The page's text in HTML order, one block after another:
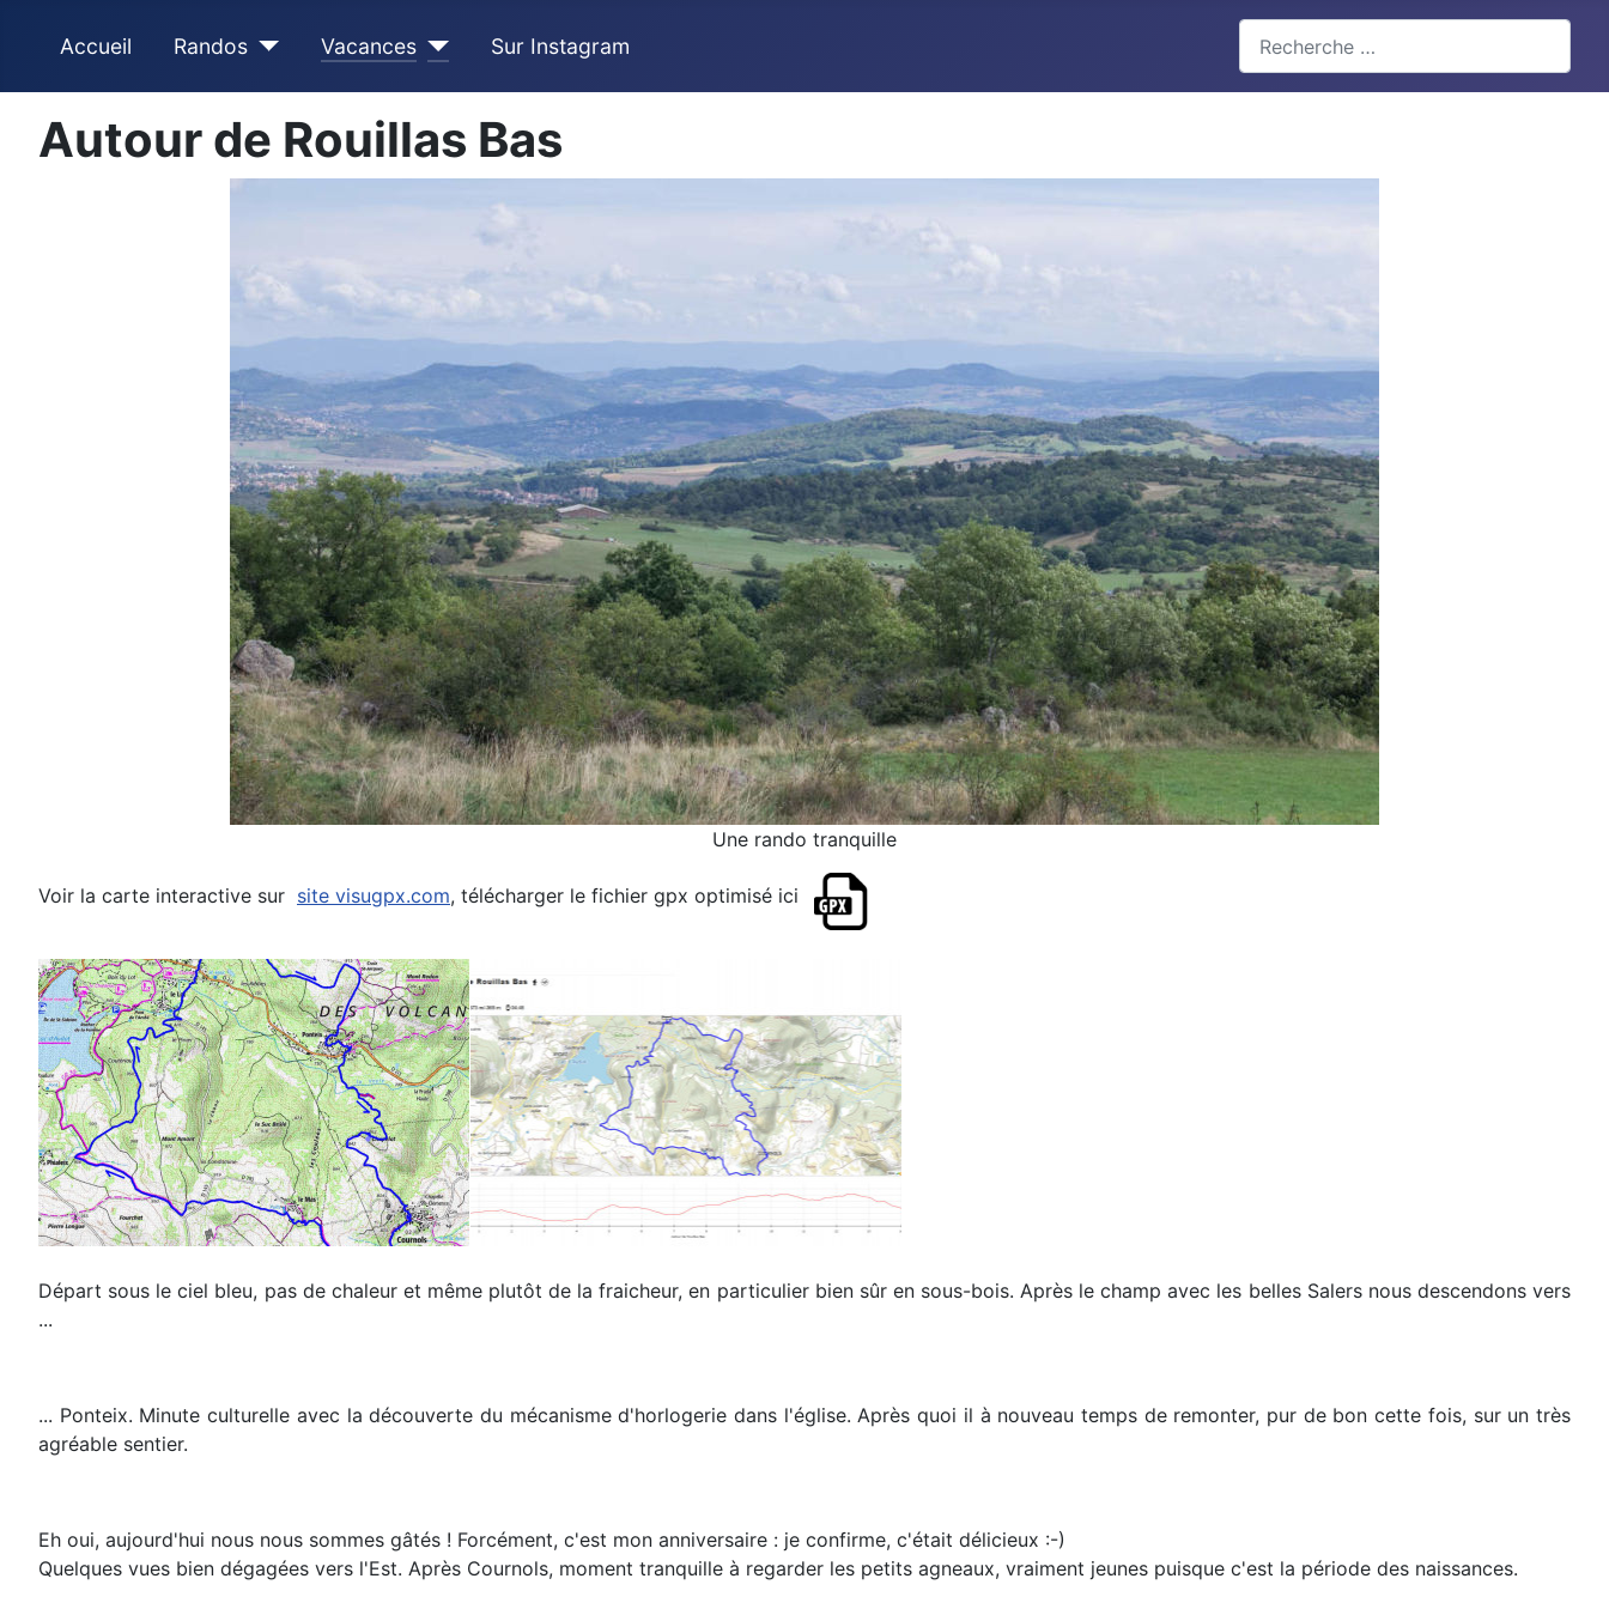
Accueil Randos Vacances Sur Instagram
Type 2 or more characters for results.
Autour de Rouillas Bas
Une rando tranquille
Voir la carte interactive sur site visugpx.com, télécharger le fichier gpx optimisé ici
Départ sous le ciel bleu, pas de chaleur et même plutôt de la fraicheur, en particulier bien sûr en sous-bois. Après le champ avec les belles Salers nous descendons vers
...
... Ponteix. Minute culturelle avec la découverte du mécanisme d'horlogerie dans l'église. Après quoi il à nouveau temps de remonter, pur de bon cette fois, sur un très
agréable sentier.
Eh oui, aujourd'hui nous nous sommes gâtés ! Forcément, c'est mon anniversaire : je confirme, c'était délicieux :-)
Quelques vues bien dégagées vers l'Est. Après Cournols, moment tranquille à regarder les petits agneaux, vraiment jeunes puisque c'est la période des naissances.